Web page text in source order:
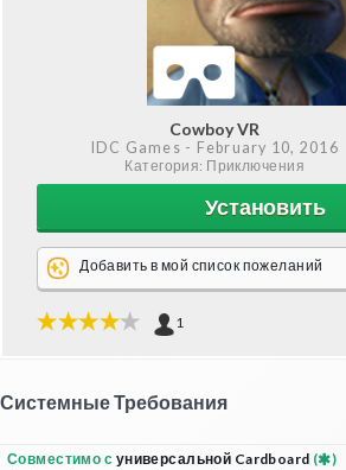
Cowboy VR
IDC Games - February 10, 2016
Категория: Приключения
Установить
Добавить в мой список пожеланий
1
Системные Требования
Совместимо с универсальной Cardboard (
)